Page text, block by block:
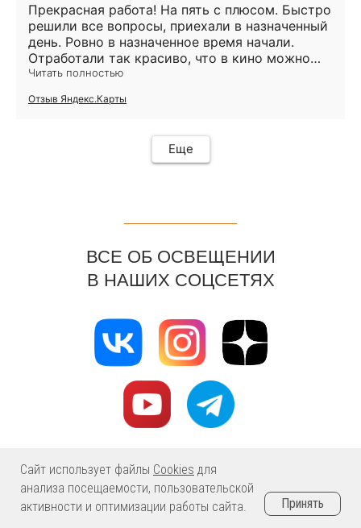
Сайт использует файлы Cookies для
анализа посещаемости, пользовательской
активности и оптимизации работы сайта.
Принять
Прекрасная работа! На пять с плюсом. Быстро
решили все вопросы, приехали в назначенный
день. Ровно в назначенное время начали.
Отработали так красиво, что в кино можно
показывать. Все после себя убрали. Вместо
идеальный газон. Рекомендую. Дополняю
лучше и увереннее. Сначала мы пылинки с
него сдували, теперь же эксплуатируем по
тут же. Газон при этом только хорошеет.
Читать полностью
Отзыв Яндекс.Карты
Еще
ВСЕ ОБ ОСВЕЩЕНИИ
В НАШИХ СОЦСЕТЯХ